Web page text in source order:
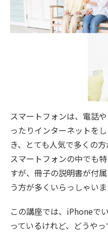
スマートフォンは、電話
ったりインターネットを
き、とても人気で多くの方
スマートフォンの中でも
すが、冊子の説明書が付
う方が多くいらっしゃいま
この講座では、iPhoneで
っているけれど、どうや